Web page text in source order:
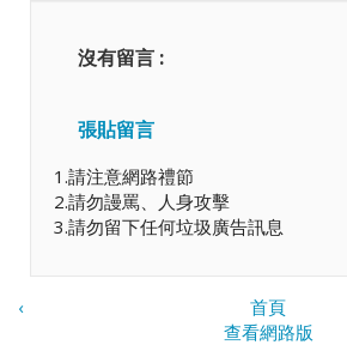
沒有留言 :
張貼留言
1.請注意網路禮節
2.請勿謾罵、人身攻擊
3.請勿留下任何垃圾廣告訊息
‹
首頁
查看網路版